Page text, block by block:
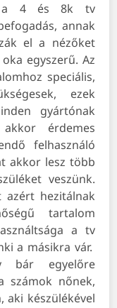
a 4 és 8k tv
annak
el a nézőket
egyszerű. Az
speciális,
ezek
gyártónak
érdemes
felhasználó
akkor lesz több
veszünk.
azért hezitálnak
tartalom
a tv
a másikra vár.
bár egyelőre
számok nőnek,
aki készülékével